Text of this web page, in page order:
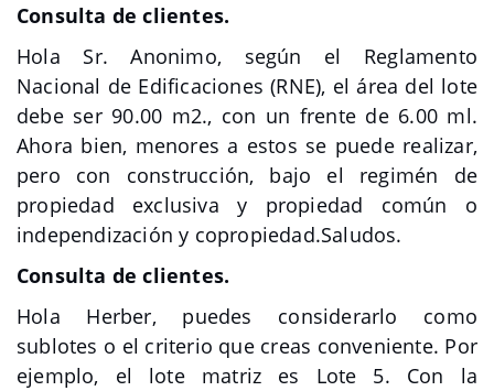
Consulta de clientes.
Hola Sr. Anonimo, según el Reglamento
Nacional de Edificaciones (RNE), el área del lote
debe ser 90.00 m2., con un frente de 6.00 ml.
Ahora bien, menores a estos se puede realizar,
pero con construcción, bajo el regimén de
propiedad exclusiva y propiedad común o
independización y copropiedad.Saludos.
Consulta de clientes.
Hola Herber, puedes considerarlo como
sublotes o el criterio que creas conveniente. Por
ejemplo, el lote matriz es Lote 5. Con la